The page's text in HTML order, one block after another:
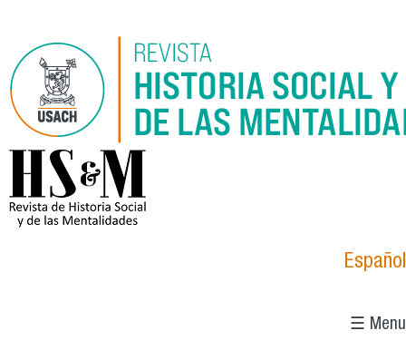
logo_hsm_2021.png
Español
☰ Menu